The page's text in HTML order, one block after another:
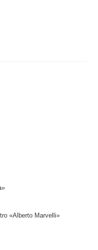
«Alberto Marvelli»